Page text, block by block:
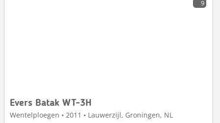
9
Evers Batak WT-3H
Wentelploegen • 2011 • Lauwerzijl, Groningen, NL